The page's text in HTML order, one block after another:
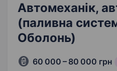
Автомеханік,
(паливна
Оболонь)
60 000 – 80 000 грн